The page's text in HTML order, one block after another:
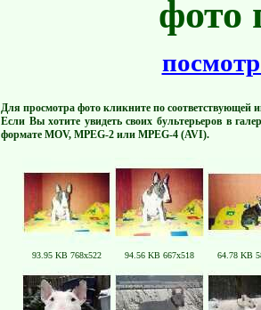
фото
Для просмотра фото кликните по соответствующей
Если Вы хотите увидеть своих бультерьеров в
формате MOV, MPEG-2 или MPEG-4 (AVI).
93.95 KB 768x522 94.56 KB 667x518 64.78 KB